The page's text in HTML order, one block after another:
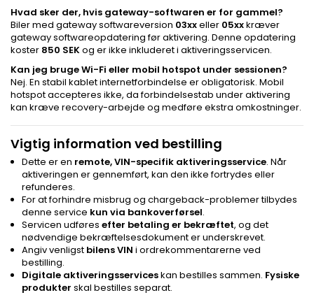
Hvad sker der, hvis gateway-softwaren er for gammel?
Biler med gateway softwareversion 03xxeller 05xxkræver
gateway softwareopdatering før aktivering. Denne opdatering
koster 850 SEKog er ikke inkluderet i aktiveringsservicen.
Kan jeg bruge Wi-Fi eller mobil hotspot under sessionen?
Nej. En stabil kablet internetforbindelse er obligatorisk. Mobil
hotspot accepteres ikke, da forbindelsestab under aktivering
kan kræve recovery-arbejde og medføre ekstra omkostninger.
Vigtig information ved bestilling
Dette er en remote, VIN-specifik aktiveringsservice. Når
aktiveringen er gennemført, kan den ikke fortrydes eller
refunderes.
For at forhindre misbrug og chargeback-problemer tilbydes
denne service kun via bankoverførsel.
Servicen udføres efter betaling er bekræftet, og det
nødvendige bekræftelsesdokument er underskrevet.
Angiv venligst bilens VIN i ordrekommentarerne ved
bestilling.
Digitale aktiveringsserviceskan bestilles sammen. Fysiske
produkter skal bestilles separat.